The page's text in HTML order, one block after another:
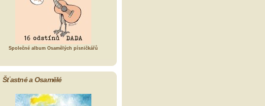
Společné album Osamělých písničkářů
Šťastné a Osamělé